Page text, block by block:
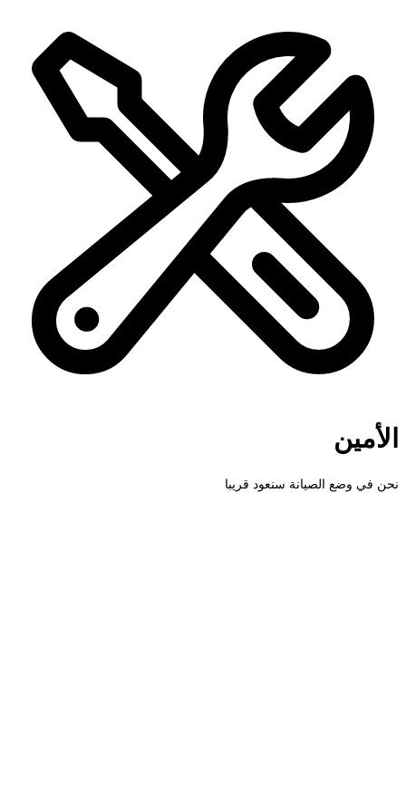
الأمين
نحن في وضع الصيانة سنعود قريبا